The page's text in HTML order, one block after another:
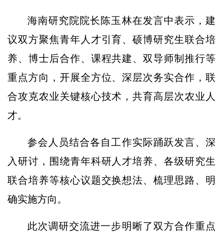
海南研究院院长陈玉林在发言中表示，建
议双方聚焦青年人才引育、硕博研究生联合培
养、博士后合作、课程共建、双导师制推行等
重点方向，开展全方位、深层次务实合作，联
合攻克农业关键核心技术，共育高层次农业人
才。
参会人员结合各自工作实际踊跃发言、深
入研讨，围绕青年科研人才培养、各级研究生
联合培养等核心议题交换想法、梳理思路、明
确实施方向。
此次调研交流进一步明晰了双方合作重点